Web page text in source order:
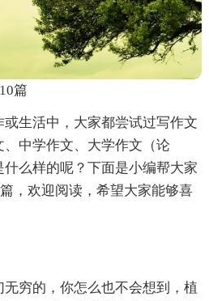
篇
生活中，大家都尝试过写作文
中学作文、大学作文（论
么样的呢？下面是小编帮大家
，欢迎阅读，希望大家能够喜
穷的，你怎么也不会想到，植